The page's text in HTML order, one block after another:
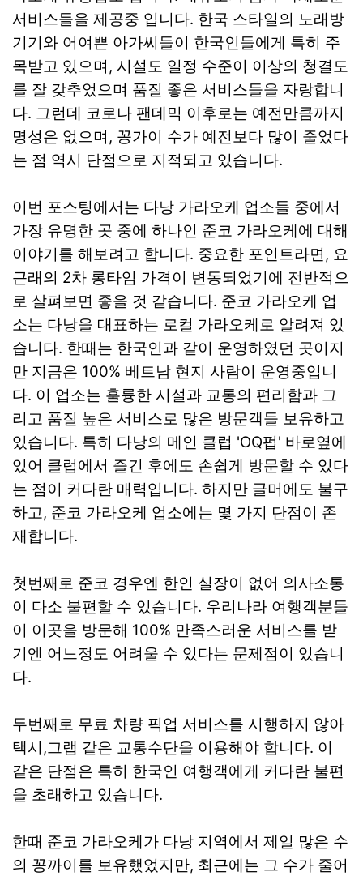
서비스들을 제공중 입니다. 한국 스타일의 노래방
기기와 어여쁜 아가씨들이 한국인들에게 특히 주
목받고 있으며, 시설도 일정 수준이 이상의 청결도
를 잘 갖추었으며 품질 좋은 서비스들을 자랑합니
다. 그런데 코로나 팬데믹 이후로는 예전만큼까지
명성은 없으며, 꽁가이 수가 예전보다 많이 줄었다
는 점 역시 단점으로 지적되고 있습니다.
이번 포스팅에서는 다낭 가라오케 업소들 중에서
가장 유명한 곳 중에 하나인 준코 가라오케에 대해
이야기를 해보려고 합니다. 중요한 포인트라면, 요
근래의 2차 롱타임 가격이 변동되었기에 전반적으
로 살펴보면 좋을 것 같습니다. 준코 가라오케 업
소는 다낭을 대표하는 로컬 가라오케로 알려져 있
습니다. 한때는 한국인과 같이 운영하였던 곳이지
만 지금은 100% 베트남 현지 사람이 운영중입니
다. 이 업소는 훌륭한 시설과 교통의 편리함과 그
리고 품질 높은 서비스로 많은 방문객들 보유하고
있습니다. 특히 다낭의 메인 클럽 'OQ펍' 바로옆에
있어 클럽에서 즐긴 후에도 손쉽게 방문할 수 있다
는 점이 커다란 매력입니다. 하지만 글머에도 불구
하고, 준코 가라오케 업소에는 몇 가지 단점이 존
재합니다.
첫번째로 준코 경우엔 한인 실장이 없어 의사소통
이 다소 불편할 수 있습니다. 우리나라 여행객분들
이 이곳을 방문해 100% 만족스러운 서비스를 받
기엔 어느정도 어려울 수 있다는 문제점이 있습니
다.
두번째로 무료 차량 픽업 서비스를 시행하지 않아
택시,그랩 같은 교통수단을 이용해야 합니다. 이
같은 단점은 특히 한국인 여행객에게 커다란 불편
을 초래하고 있습니다.
한때 준코 가라오케가 다낭 지역에서 제일 많은 수
의 꽁까이를 보유했었지만, 최근에는 그 수가 줄어